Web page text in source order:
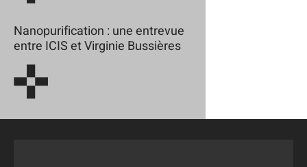
Nanopurification : une entrevue
entre ICIS et Virginie Bussières